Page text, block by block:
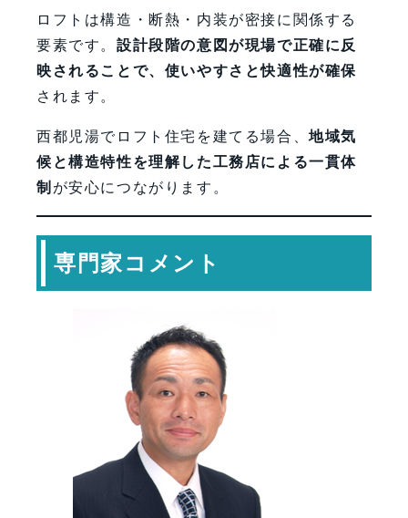
ロフトは構造・断熱・内装が密接に関係する
要素です。 設計段階の意図が現場で正確に反
映されることで、使いやすさと快適性が確保
されます。
西都児湯でロフト住宅を建てる場合、地域気
候と構造特性を理解した工務店による一貫体
制 が安心につながります。
専門家コメント